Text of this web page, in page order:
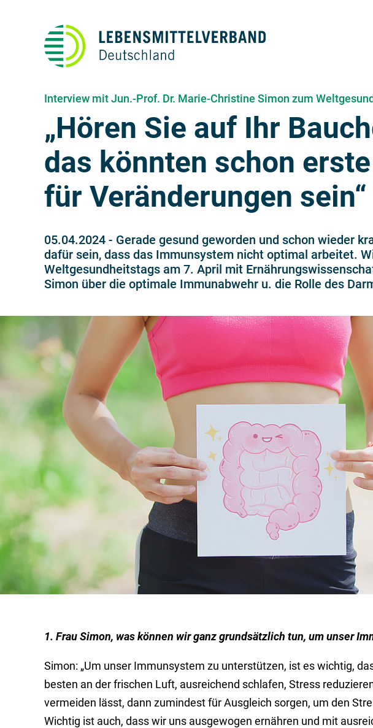
Interview mit Jun.-Prof. Dr. Marie-Christine Simon zum
„Hören Sie auf Ihr
das könnten schon
für Veränderungen sein“
05.04.2024 - Gerade gesund geworden und schon wieder
dafür sein, dass das Immunsystem nicht optimal arbeitet.
Weltgesundheitstags am 7. April mit
Simon über die optimale Immunabwehr u. die Rolle des
1. Frau Simon, was können wir ganz grundsätzlich tun, um unser
Simon: „Um unser Immunsystem zu unterstützen, ist es wichtig,
besten an der frischen Luft, ausreichend schlafen, Stress
vermeiden lässt, dann zumindest für Ausgleich sorgen, um den
Wichtig ist auch, dass wir uns ausgewogen ernähren und mit